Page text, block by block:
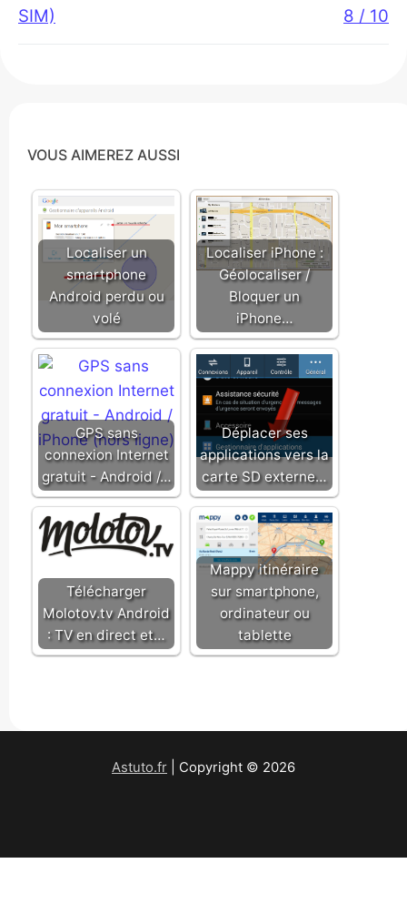
SIM)
8 / 10
VOUS AIMEREZ AUSSI
Localiser un
smartphone
Android perdu ou
volé
Localiser iPhone :
Géolocaliser /
Bloquer un
iPhone…
GPS sans
connexion Internet
gratuit - Android /…
Déplacer ses
applications vers la
carte SD externe…
Télécharger
Molotov.tv Android
: TV en direct et…
Mappy itinéraire
sur smartphone,
ordinateur ou
tablette
Astuto.fr | Copyright © 2026